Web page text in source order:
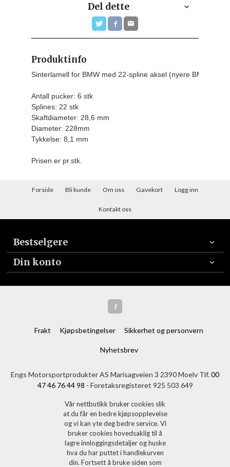
Del dette
Produktinfo
Sinterlamell for BMW med 22-spline aksel (nyere BMW)
Antall pucker: 6 stk
Splines: 22 stk
Skaftdiameter: 28,6 mm
Diameter: 228mm
Tykkelse: 8,1 mm
Prisen er pr.stk.
Forside Bli kunde Om oss Gavekort Logg inn
Kontakt oss
Bestselgere
Din konto
Frakt Kjøpsbetingelser Sikkerhet og personvern
Nyhetsbrev
Engs Motorsportprodukter AS Marisagveien 3 2390 Moelv Tlf.00
47 46 76 44 98 - Foretaksregisteret 925 503 649
Vår nettbutikk bruker cookies slik
at du får en bedre kjøpsopplevelse
og vi kan yte deg bedre service. Vi
bruker cookies hovedsaklig til å
lagre innloggingsdetaljer og huske
hva du har puttet i handlekurven
din. Fortsett å bruke siden som